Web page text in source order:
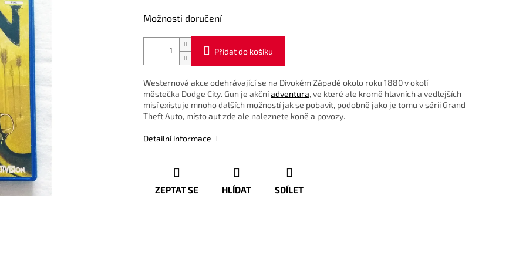
Možnosti doručení
Přidat do košíku
Westernová akce odehrávající se na Divokém Západě okolo roku 1880 v okolí
městečka Dodge City. Gun je akčníadventura, ve které ale kromě hlavních a vedlejších
misí existuje mnoho dalších možností jak se pobavit, podobně jako je tomu v sérii Grand
Theft Auto, místo aut zde ale naleznete koně a povozy.
Detailní informace
ZEPTAT SE HLÍDAT SDÍLET